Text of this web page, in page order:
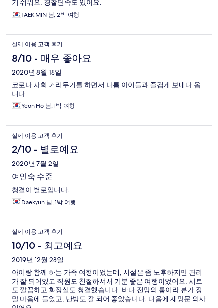
기 쉬워요. 경찰단속도 있어요.
TAEK MIN 님, 2박 여행
실제 이용 고객 후기
8/10 - 매우 좋아요
2020년 8월 18일
코로나 사회 거리두기를 하면서 나름 아이들과 즐겁게 보내다 옵
니다.
Yeon Ho 님, 1박 여행
실제 이용 고객 후기
2/10 - 별로예요
2020년 7월 2일
여인숙 수준
청결이 별로입니다.
Daekyun 님, 1박 여행
실제 이용 고객 후기
10/10 - 최고예요
2019년 12월 28일
아이랑 함께 하는 가족 여행이었는데, 시설은 좀 노후하지만 관리
가 잘 되어있고 직원도 친절하셔서 기분 좋은 여행이었어요. 시트
도 깔끔하고 화장실도 청결했습니다. 바다 전망의 룸이라 뷰가 정
말 마음에 들었고, 난방도 잘 되어 좋았습니다. 다음에 재망문 의사